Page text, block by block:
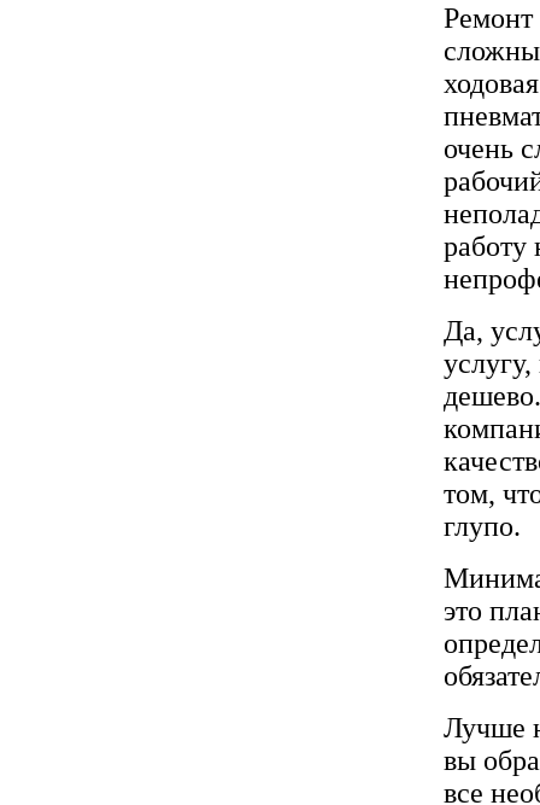
Ремонт
очень
работу
Да,
том,
глупо.
это
Лучше
вы
все